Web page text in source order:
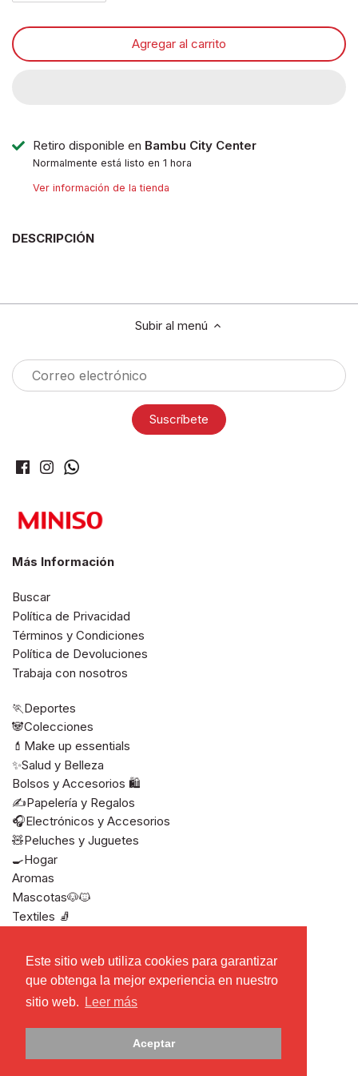
Este sitio web utiliza cookies para garantizar
que obtenga la mejor experiencia en nuestro
sitio web.
Leer más
Aceptar
Este sitio web utiliza cookies para garantizar
que obtenga la mejor experiencia en nuestro
sitio web.
Leer más
Aceptar
Agregar al carrito
Retiro disponible en Bambu City Center
Normalmente está listo en 1 hora
Ver información de la tienda
DESCRIPCIÓN
Subir al menú
Más Información
Buscar
Política de Privacidad
Términos y Condiciones
Política de Devoluciones
Trabaja con nosotros
🏃Deportes
🐼Colecciones
💄Make up essentials
✨Salud y Belleza
Bolsos y Accesorios 🛍️
✍️Papelería y Regalos
🎧Electrónicos y Accesorios
🧸Peluches y Juguetes
🍳Hogar
Aromas
Mascotas🐶🐱
Textiles 🧦
Disney pixar
Disney Animals